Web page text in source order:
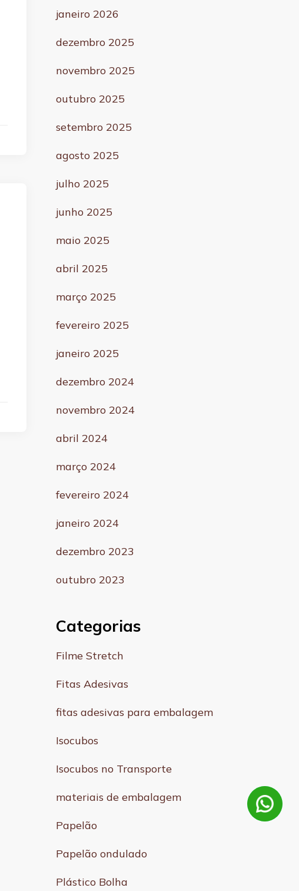
janeiro 2026
dezembro 2025
novembro 2025
outubro 2025
setembro 2025
agosto 2025
julho 2025
junho 2025
maio 2025
abril 2025
março 2025
fevereiro 2025
janeiro 2025
dezembro 2024
novembro 2024
abril 2024
março 2024
fevereiro 2024
janeiro 2024
dezembro 2023
outubro 2023
Categorias
Filme Stretch
Fitas Adesivas
fitas adesivas para embalagem
Isocubos
Isocubos no Transporte
materiais de embalagem
Papelão
Papelão ondulado
Plástico Bolha